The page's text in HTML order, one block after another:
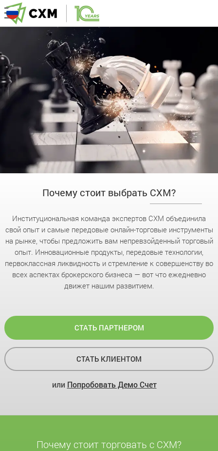
Почему стоит выбрать CXM?
Институциональная команда экспертов CXM объединила
свой опыт и самые передовые онлайн-торговые инструменты
на рынке, чтобы предложить вам непревзойденный торговый
опыт. Инновационные продукты, передовые технологии,
первоклассная ликвидность и стремление к совершенству во
всех аспектах брокерского бизнеса — вот что ежедневно
движет нашим развитием.
СТАТЬ ПАРТНЕРОМ
СТАТЬ КЛИЕНТОМ
или Попробовать Демо Счет
Почему стоит торговать с CXM?